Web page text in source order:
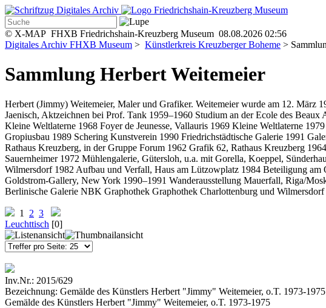
© X-MAP FHXB Friedrichshain-Kreuzberg Museum 08.08.2026 02:56
Digitales Archiv FHXB Museum > Künstlerkreis Kreuzberger Boheme >
Sammlung Herbert Weitemeier
Herbert (Jimmy) Weitemeier, Maler und Grafiker. Weitemeier wurde am 12.
Jaenisch, Aktzeichnen bei Prof. Tank 1959–1960 Studium an der Ecole des
Kleine Weltlaterne 1968 Foyer de Jeunesse, Vallauris 1969 Kleine Weltlaterne
Gropiusbau 1989 Schering Kunstverein 1990 Friedrichstädtische Galerie 1991
Rathaus Kreuzberg, in der Gruppe Forum 1962 Grafik 62, Rathaus Kreuzberg
Sauernheimer 1972 Mühlengalerie, Gütersloh, u.a. mit Gorella, Koeppel,
Wilmersdorf 1982 Aufbau und Verfall, Haus am Lützowplatz 1984 Beteiligung
Goldstrom-Gallery, New York 1990–1991 Wanderausstellung Mauerfall, Riga/
Berlinische Galerie NBK Graphothek Graphothek Charlottenburg und
1 2 3
Leuchttisch [0]
Inv.Nr.: 2015/629
Bezeichnung: Gemälde des Künstlers Herbert "Jimmy" Weitemeier, o.T. 1973-1975
Gemälde des Künstlers Herbert "Jimmy" Weitemeier, o.T. 1973-1975